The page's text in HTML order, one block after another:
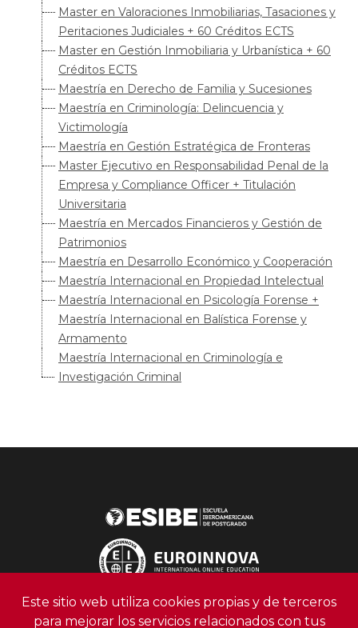
Master en Valoraciones Inmobiliarias, Tasaciones y
Peritaciones Judiciales + 60 Créditos ECTS
Master en Gestión Inmobiliaria y Urbanística + 60
Créditos ECTS
Maestría en Derecho de Familia y Sucesiones
Maestría en Criminología: Delincuencia y
Victimología
Maestría en Gestión Estratégica de Fronteras
Master Ejecutivo en Responsabilidad Penal de la
Empresa y Compliance Officer + Titulación
Universitaria
Maestría en Mercados Financieros y Gestión de
Patrimonios
Maestría en Desarrollo Económico y Cooperación
Maestría Internacional en Propiedad Intelectual
Maestría Internacional en Psicología Forense +
Maestría Internacional en Balística Forense y
Armamento
Maestría Internacional en Criminología e
Investigación Criminal
Este sitio web utiliza cookies propias y de terceros
para mejorar los servicios relacionados con tus